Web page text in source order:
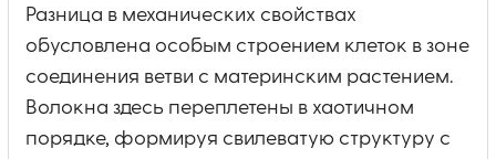
Разница в механических свойствах
обусловлена особым строением клеток в зоне
соединения ветви с материнским растением.
Волокна здесь переплетены в хаотичном
порядке, формируя свилеватую структуру с